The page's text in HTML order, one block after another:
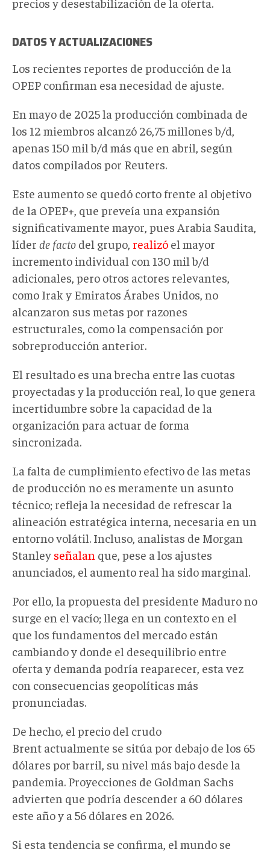
DATOS Y ACTUALIZACIONES
Los recientes reportes de producción de la
OPEP confirman esa necesidad de ajuste.
En mayo de 2025 la producción combinada de
los 12 miembros alcanzó 26,75 millonesb/d
apenas 150 milb/d más que en abril, según
datos compilados por Reuters.
Este aumento se quedó corto frente al objetivo
de la OPEP+ , que preveía una expansión
significativamente mayor, pues Arabia Saudita,
líder de facto del grupo, realizó el mayor
incremento individual con 130 mil b/d
adicionales, pero otros actores relevantes,
como Irak y Emiratos Árabes Unidos, no
alcanzaron sus metas por razones
estructurales, como la compensación por
sobreproducción anterior.
El resultado es una brecha entre las cuotas
proyectadas y la producción real, lo que genera
incertidumbre sobre la capacidad de la
organización para actuar de forma
sincronizada.
La falta de cumplimiento efectivo de las metas
de producción no es meramente un asunto
técnico; refleja la necesidad de refrescar la
alineación estratégica interna , necesaria en un
entorno volátil. Incluso, analistas de Morgan
Stanley señalan que, pese a los ajustes
anunciados, el aumento real ha sido marginal.
Por ello, la propuesta del presidente Maduro no
surge en el vacío; llega en un contexto en el
que los fundamentos del mercado están
cambiando y donde el desequilibrio entre
oferta y demanda podría reaparecer, esta vez
con consecuencias geopolíticas más
pronunciadas.
De hecho, el precio del crudo
Brent actualmente se sitúa por debajo de los 65
dólares por barril, su nivel más bajo desde la
pandemia. Proyecciones de Goldman Sachs
advierten que podría descender a 60 dólares
este año y a 56 dólares en 2026.
Si esta tendencia se confirma, el mundo se